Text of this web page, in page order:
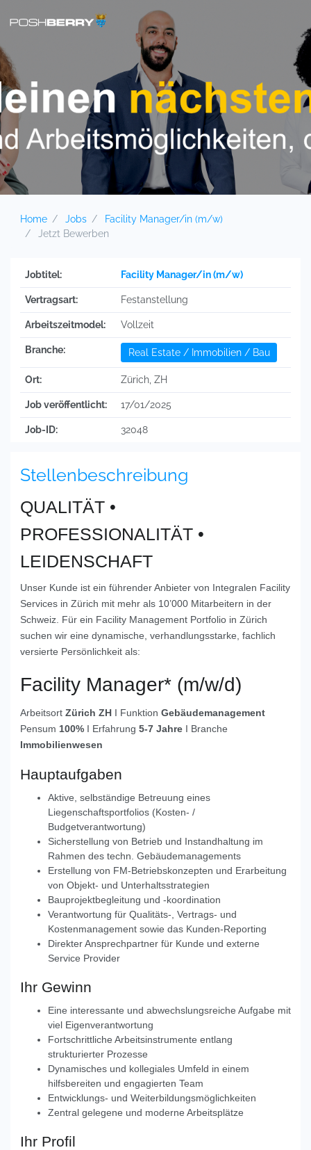
Home Jobs
Facility Manager/in (m/w)
Jetzt Bewerben
Jobtitel: Facility Manager/in (m/w)
Vertragsart: Festanstellung
Arbeitszeitmodel: Vollzeit
Branche: Real Estate / Immobilien / Bau
Ort: Zürich, ZH
Job veröffentlicht: 17/01/2025
Job-ID: 32048
Stellenbeschreibung
QUALITÄT •
PROFESSIONALITÄT •
LEIDENSCHAFT
Unser Kunde ist ein führender Anbieter von Integralen Facility
Services in Zürich mit mehr als 10’000 Mitarbeitern in der
Schweiz. Für ein Facility Management Portfolio in Zürich
suchen wir eine dynamische, verhandlungsstarke, fachlich
versierte Persönlichkeit als:
Facility Manager* (m/w/d)
Arbeitsort Zürich ZH I Funktion Gebäudemanagement
Pensum 100% I Erfahrung 5-7 Jahre I Branche
Immobilienwesen
Hauptaufgaben
Aktive, selbständige Betreuung eines
Liegenschaftsportfolios (Kosten- /
Budgetverantwortung)
Sicherstellung von Betrieb und Instandhaltung im
Rahmen des techn. Gebäudemanagements
Erstellung von FM-Betriebskonzepten und Erarbeitung
von Objekt- und Unterhaltsstrategien
Bauprojektbegleitung und -koordination
Verantwortung für Qualitäts-, Vertrags- und
Kostenmanagement sowie das Kunden-Reporting
Direkter Ansprechpartner für Kunde und externe
Service Provider
Ihr Gewinn
Eine interessante und abwechslungsreiche Aufgabe mit
viel Eigenverantwortung
Fortschrittliche Arbeitsinstrumente entlang
strukturierter Prozesse
Dynamisches und kollegiales Umfeld in einem
hilfsbereiten und engagierten Team
Entwicklungs- und Weiterbildungsmöglichkeiten
Zentral gelegene und moderne Arbeitsplätze
Ihr Profil